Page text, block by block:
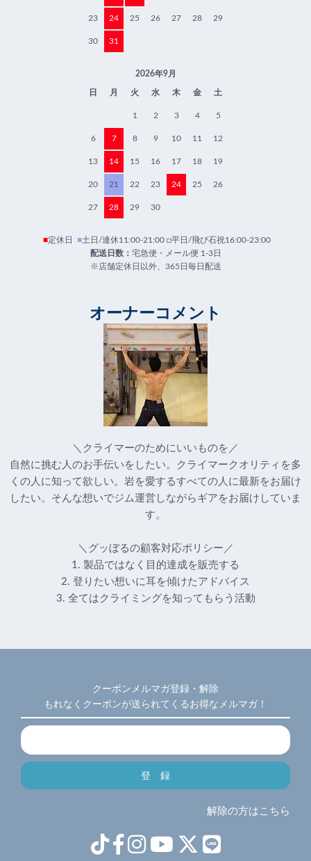
23 24 25 26 27 28 29
30 31
2026年9月
日 月 火 水 木 金 土
1 2 3 4 5
6 7 8 9 10 11 12
13 14 15 16 17 18 19
20 21 22 23 24 25 26
27 28 29 30
■定休日 ■土日/連休11:00-21:00 □平日/飛び石祝16:00-23:00
配送日数： 宅急便・メール便 1-3日
※店舗定休日以外、365日毎日配送
オーナーコメント
＼クライマーのためにいいものを／
自然に挑む人のお手伝いをしたい。クライマークオリティを多
くの人に知って欲しい。岩を愛するすべての人に最新をお届け
したい。そんな想いでジム運営しながらギアをお届けしていま
す。
＼グッぼるの顧客対応ポリシー／
1. 製品ではなく目的達成を販売する
2. 登りたい想いに耳を傾けたアドバイス
3. 全てはクライミングを知ってもらう活動
クーポンメルマガ登録・解除
もれなくクーポンが送られてくるお得なメルマガ！
解除の方はこちら